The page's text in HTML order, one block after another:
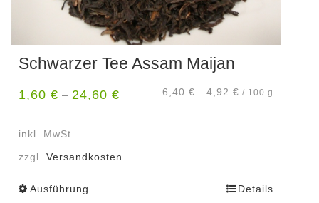
Schwarzer Tee Assam Maijan
1,60 € – 24,60 € 6,40 € – 4,92 € / 100 g
inkl. MwSt.
zzgl. Versandkosten
Ausführung Details